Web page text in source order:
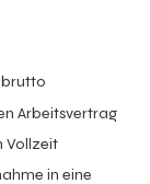
Arbeitsvertrag
Vollzeit
in eine